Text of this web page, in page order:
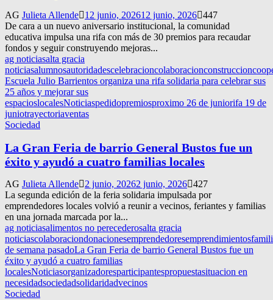
AG Julieta Allende 12 junio, 202612 junio, 2026 447
De cara a un nuevo aniversario institucional, la comunidad
educativa impulsa una rifa con más de 30 premios para recaudar
fondos y seguir construyendo mejoras...
ag noticiasalta gracia
noticiasalumnosautoridadescelebracioncolaboracionconstruccion
Escuela Julio Barrientos organiza una rifa solidaria para celebrar sus
25 años y mejorar sus
espacioslocalesNoticiaspedidopremiosproximo 26 de juniorifa 19 de
juniotrayectoriaventas
Sociedad
La Gran Feria de barrio General Bustos fue un
éxito y ayudó a cuatro familias locales
AG Julieta Allende 2 junio, 20262 junio, 2026 427
La segunda edición de la feria solidaria impulsada por
emprendedores locales volvió a reunir a vecinos, feriantes y familias
en una jornada marcada por la...
ag noticiasalimentos no perecederosalta gracia
noticiascolaboraciondonacionesemprendedoresemprendimientos
de semana pasadoLa Gran Feria de barrio General Bustos fue un
éxito y ayudó a cuatro familias
localesNoticiasorganizadoresparticipantespropuestasituacion en
necesidadsociedadsolidaridadvecinos
Sociedad